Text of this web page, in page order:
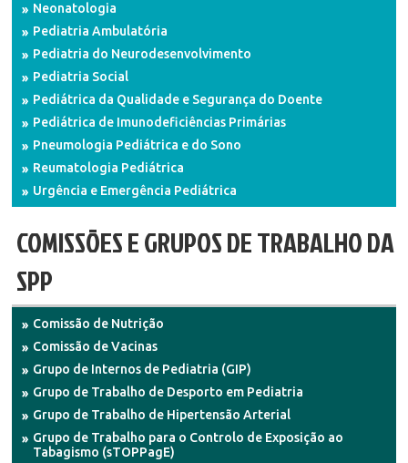
Neonatologia
Pediatria Ambulatória
Pediatria do Neurodesenvolvimento
Pediatria Social
Pediátrica da Qualidade e Segurança do Doente
Pediátrica de Imunodeficiências Primárias
Pneumologia Pediátrica e do Sono
Reumatologia Pediátrica
Urgência e Emergência Pediátrica
COMISSÕES E GRUPOS DE TRABALHO DA
SPP
Comissão de Nutrição
Comissão de Vacinas
Grupo de Internos de Pediatria (GIP)
Grupo de Trabalho de Desporto em Pediatria
Grupo de Trabalho de Hipertensão Arterial
Grupo de Trabalho para o Controlo de Exposição ao
Tabagismo (sTOPPagE)